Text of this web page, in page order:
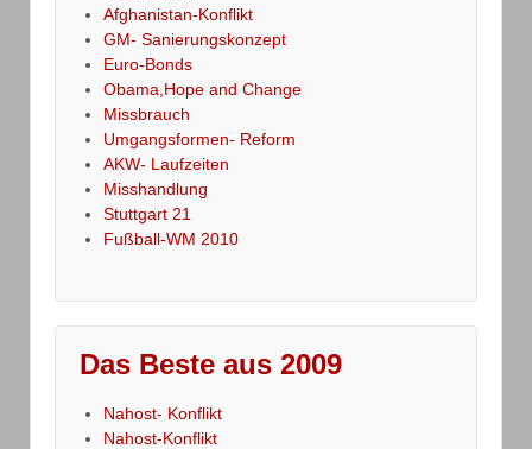
Afghanistan-Konflikt
GM- Sanierungskonzept
Euro-Bonds
Obama,Hope and Change
Missbrauch
Umgangsformen- Reform
AKW- Laufzeiten
Misshandlung
Stuttgart 21
Fußball-WM 2010
Das Beste aus 2009
Nahost- Konflikt
Nahost-Konflikt